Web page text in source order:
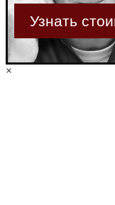
×